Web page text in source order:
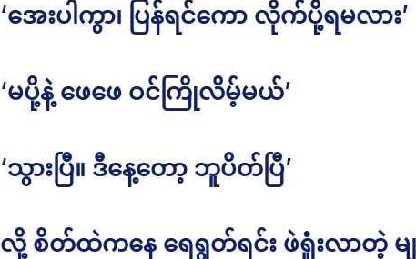
‘အေးပါကွာ၊ ပြန်ရင်ကော လိုက်ပို့ရမလား’
‘မပို့နဲ့ ဖေဖေ ဝင်ကြိုလိမ့်မယ်’
‘သွားပြီ။ ဒီနေ့တော့ ဘူပိတ်ပြီ’
လို့ စိတ်ထဲကနေ ရေရွတ်ရင်း ဖဲရှုံးလာတဲ့